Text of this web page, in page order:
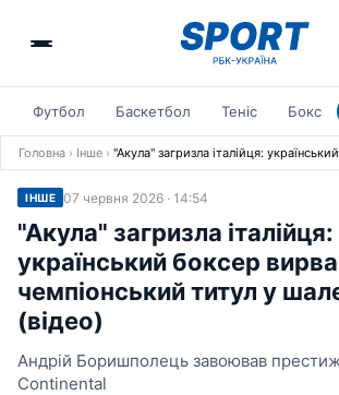
Футбол Баскетбол Теніс Бокс
Головна › Інше › "Акула" загризла італійця:
ІНШЕ 07 червня 2026 · 14:54
"Акула" загризла італійця:
український боксер
чемпіонський титул у
(відео)
Андрій Боришполець завоював
Continental